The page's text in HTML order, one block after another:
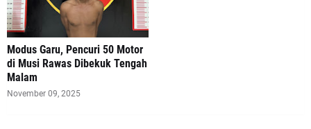
Modus Garu, Pencuri 50 Motor
di Musi Rawas Dibekuk Tengah
Malam
November 09, 2025